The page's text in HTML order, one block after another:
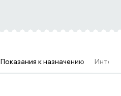
Показания к назначению